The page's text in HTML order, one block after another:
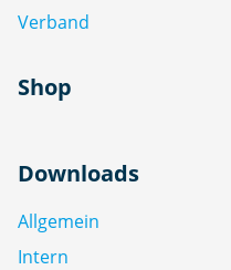
Verband
Shop
Downloads
Allgemein
Intern